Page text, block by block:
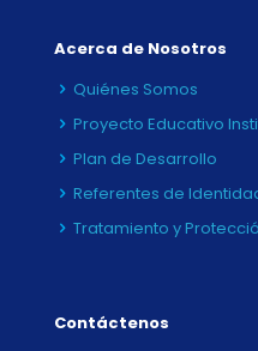
Acerca de Nosotros
Quiénes Somos
Proyecto Educativo
Plan de Desarrollo
Referentes de
Tratamiento y
Contáctenos